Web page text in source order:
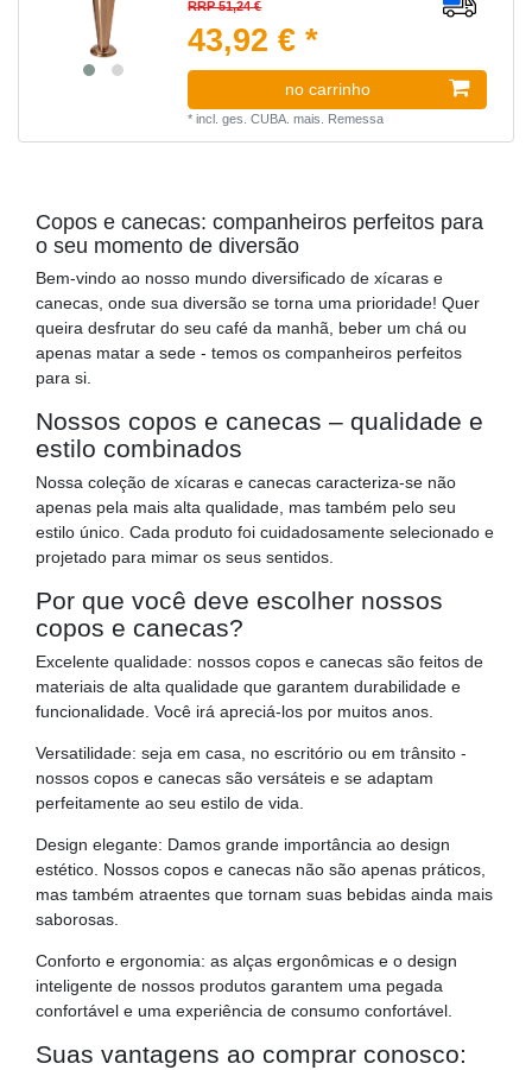
RRP 51,24 €
43,92 € *
no carrinho
*incl. ges. CUBA. mais. Remessa
Copos e canecas: companheiros perfeitos para
o seu momento de diversão
Bem-vindo ao nosso mundo diversificado de xícaras e
canecas, onde sua diversão se torna uma prioridade! Quer
queira desfrutar do seu café da manhã, beber um chá ou
apenas matar a sede - temos os companheiros perfeitos
para si.
Nossos copos e canecas – qualidade e
estilo combinados
Nossa coleção de xícaras e canecas caracteriza-se não
apenas pela mais alta qualidade, mas também pelo seu
estilo único. Cada produto foi cuidadosamente selecionado e
projetado para mimar os seus sentidos.
Por que você deve escolher nossos
copos e canecas?
Excelente qualidade: nossos copos e canecas são feitos de
materiais de alta qualidade que garantem durabilidade e
funcionalidade. Você irá apreciá-los por muitos anos.
Versatilidade: seja em casa, no escritório ou em trânsito -
nossos copos e canecas são versáteis e se adaptam
perfeitamente ao seu estilo de vida.
Design elegante: Damos grande importância ao design
estético. Nossos copos e canecas não são apenas práticos,
mas também atraentes que tornam suas bebidas ainda mais
saborosas.
Conforto e ergonomia: as alças ergonômicas e o design
inteligente de nossos produtos garantem uma pegada
confortável e uma experiência de consumo confortável.
Suas vantagens ao comprar conosco: